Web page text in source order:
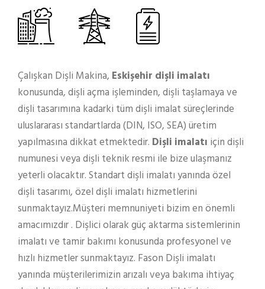
Çalışkan Dişli Makina, Eskişehir dişli imalatı
konusunda, dişli açma işleminden, dişli taşlamaya ve
dişli tasarımına kadarki tüm dişli imalat süreçlerinde
uluslararası standartlarda (DIN, ISO, SEA) üretim
yapılmasına dikkat etmektedir. Dişli imalatı için dişli
numunesi veya dişli teknik resmi ile bize ulaşmanız
yeterli olacaktır. Standart dişli imalatı yanında özel
dişli tasarımı, özel dişli imalatı hizmetlerini
sunmaktayız.Müşteri memnuniyeti bizim en önemli
amacımızdır . Dişlici olarak güç aktarma sistemlerinin
imalatı ve tamir bakımı konusunda profesyonel ve
hızlı hizmetler sunmaktayız. Fason Dişli imalatı
yanında müşterilerimizin arızalı veya bakıma ihtiyaç